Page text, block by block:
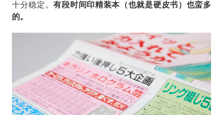
十分稳定。有段时间印精装本（也就是硬皮书）也蛮多
的。